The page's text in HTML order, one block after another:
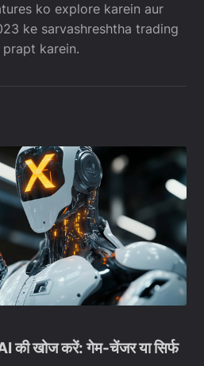
ko explore karein aur
ke sarvashreshtha trading
karein.
खोज करें: गेम-चेंजर या सिर्फ